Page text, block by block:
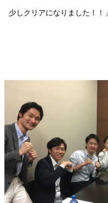
少しクリアになりました！！」